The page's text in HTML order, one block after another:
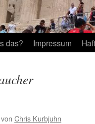
das? Impressum
von Chris Kurbjuhn